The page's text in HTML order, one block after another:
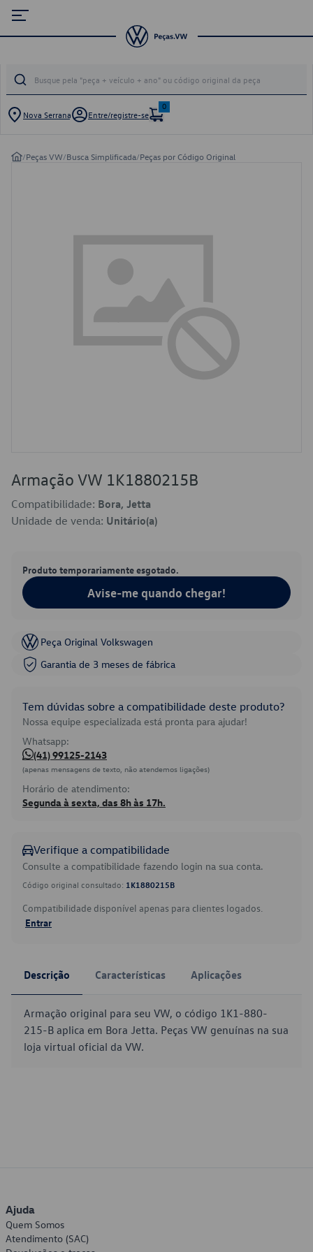
Nova Serrana Entre/registre-se
0
/Peças VW/Busca Simplificada/Peças por Código Original
Armação VW 1K1880215B
Compatibilidade: Bora, Jetta
Unidade de venda: Unitário(a)
Produto temporariamente esgotado.
Avise-me quando chegar!
Peça Original Volkswagen
Garantia de 3 meses de fábrica
Tem dúvidas sobre a compatibilidade deste produto?
Nossa equipe especializada está pronta para ajudar!
Whatsapp:
(41) 99125-2143
(apenas mensagens de texto, não atendemos ligações)
Horário de atendimento:
Segunda à sexta, das 8h às 17h.
Verifique a compatibilidade
Consulte a compatibilidade fazendo login na sua conta.
Código original consultado: 1K1880215B
Compatibilidade disponível apenas para clientes logados.
Entrar
Descrição Características Aplicações
Armação original para seu VW, o código 1K1-880-
215-B aplica em Bora Jetta. Peças VW genuínas na sua
loja virtual oficial da VW.
Ajuda
Quem Somos
Atendimento (SAC)